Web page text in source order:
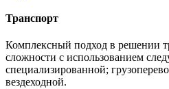
Транспорт
Комплексный подход в решении
сложности с использованием
специализированной;
вездеходной.